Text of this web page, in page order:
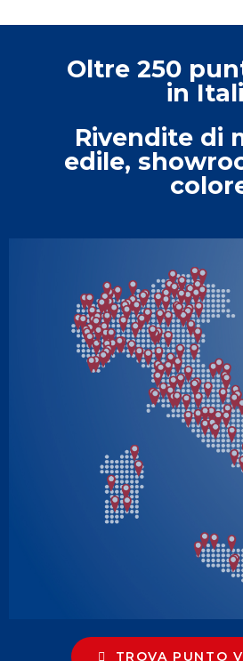
Oltre 250
in
Rivendite di
edile,
TROVA PUNTO